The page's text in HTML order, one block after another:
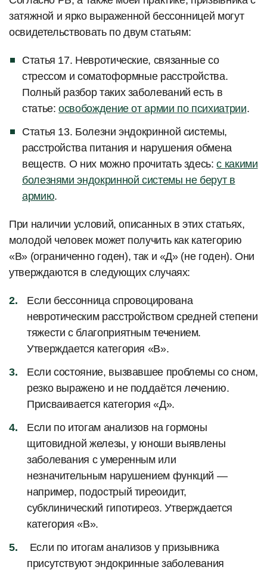
затяжной и ярко выраженной бессонницей могут
освидетельствовать по двум статьям:
Статья 17. Невротические, связанные со
стрессом и соматоформные расстройства.
Полный разбор таких заболеваний есть в
статье:освобождение от армии по психиатрии.
Статья 13. Болезни эндокринной системы,
расстройства питания и нарушения обмена
веществ. О них можно прочитать здесь:с какими
болезнями эндокринной системы не берут в
армию.
При наличии условий, описанных в этих статьях,
молодой человек может получить как категорию
«В» (ограниченно годен), так и «Д» (не годен). Они
утверждаются в следующих случаях:
Если бессонница спровоцирована
невротическим расстройством средней степени
тяжести с благоприятным течением.
Утверждается категория «В».
Если состояние, вызвавшее проблемы со сном,
резко выражено и не поддаётся лечению.
Присваивается категория «Д».
Если по итогам анализов на гормоны
щитовидной железы, у юноши выявлены
заболевания с умеренным или
незначительным нарушением функций —
например, подострый тиреоидит,
субклинический гипотиреоз. Утверждается
категория «В».
Если по итогам анализов у призывника
присутствуют эндокринные заболевания